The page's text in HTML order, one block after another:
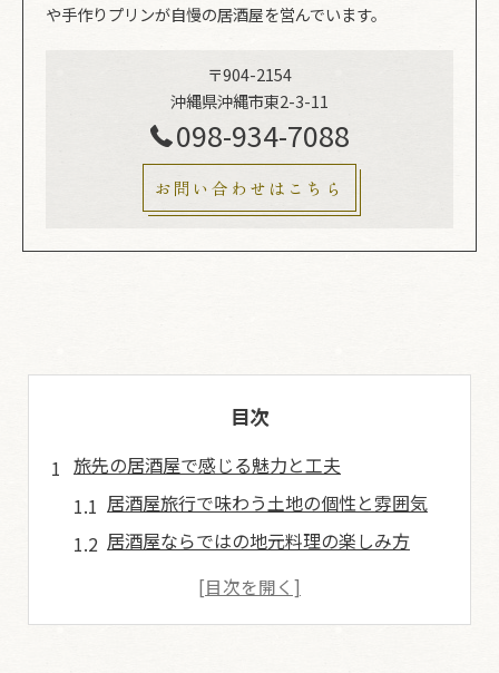
や手作りプリンが自慢の居酒屋を営んでいます。
〒904-2154
沖縄県沖縄市東2-3-11
098-934-7088
お問い合わせはこちら
目次
旅先の居酒屋で感じる魅力と工夫
居酒屋旅行で味わう土地の個性と雰囲気
居酒屋ならではの地元料理の楽しみ方
旅先の居酒屋で感じるおすすめの工夫